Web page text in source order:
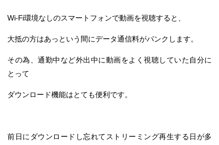
Wi-Fi環境なしのスマートフォンで動画を視聴すると、
大抵の方はあっという間にデータ通信料がパンクします。
その為、通勤中など外出中に動画をよく視聴していた自分に
とって
ダウンロード機能はとても便利です。
前日にダウンロードし忘れてストリーミング再生する日が多